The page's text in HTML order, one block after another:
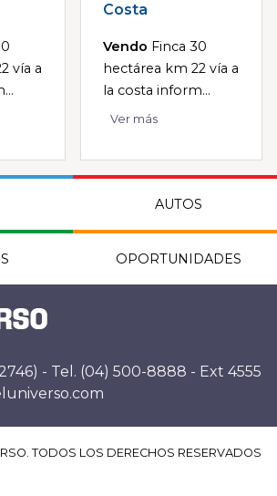
vía a
Costa
Vendo Finca 30
hectárea km 22 vía a
la costa inform...
Ver más
AUTOS
OPORTUNIDADES
- Tel. (04) 500-8888 - Ext 4555
TODOS LOS DERECHOS RESERVADOS